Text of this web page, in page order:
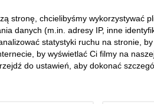
że publikowane opinie
stronę, chcielibyśmy wykorzystywać
danych (m.in. adresy IP, inne
statystyki ruchu na stronie,
by wyświetlać Ci filmy na
do ustawień, aby dokonać